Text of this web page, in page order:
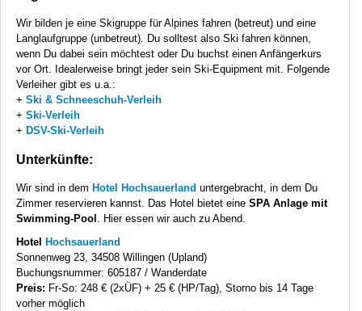
Wir bilden je eine Skigruppe für Alpines fahren (betreut) und eine
Langlaufgruppe (unbetreut). Du solltest also Ski fahren können,
wenn Du dabei sein möchtest oder Du buchst einen Anfängerkurs
vor Ort. Idealerweise bringt jeder sein Ski-Equipment mit. Folgende
Verleiher gibt es u.a.:
+ Ski & Schneeschuh-Verleih
+ Ski-Verleih
+ DSV-Ski-Verleih
Unterkünfte:
Wir sind in dem Hotel Hochsauerland untergebracht, in dem Du
Zimmer reservieren kannst. Das Hotel bietet eine SPA Anlage mit
Swimming-Pool . Hier essen wir auch zu Abend.
Hotel
Hochsauerland
Sonnenweg 23, 34508 Willingen (Upland)
Buchungsnummer: 605187 / Wanderdate
Preis: Fr-So: 248 € (2xÜF) + 25 € (HP/Tag), Storno bis 14 Tage
vorher möglich